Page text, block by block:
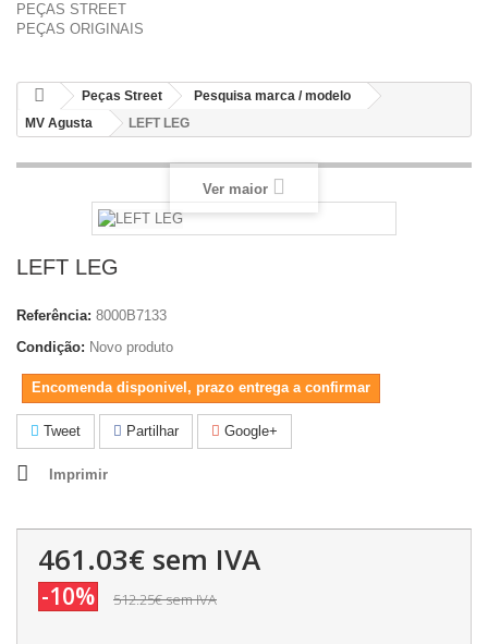
PEÇAS STREET
PEÇAS ORIGINAIS
Peças Street
Pesquisa marca / modelo
MV Agusta
LEFT LEG
Ver maior
LEFT LEG
Referência: 8000B7133
Condição: Novo produto
Encomenda disponivel, prazo entrega a confirmar
Tweet Partilhar Google+
Imprimir
461.03€ sem IVA
-10% 512.25€sem IVA